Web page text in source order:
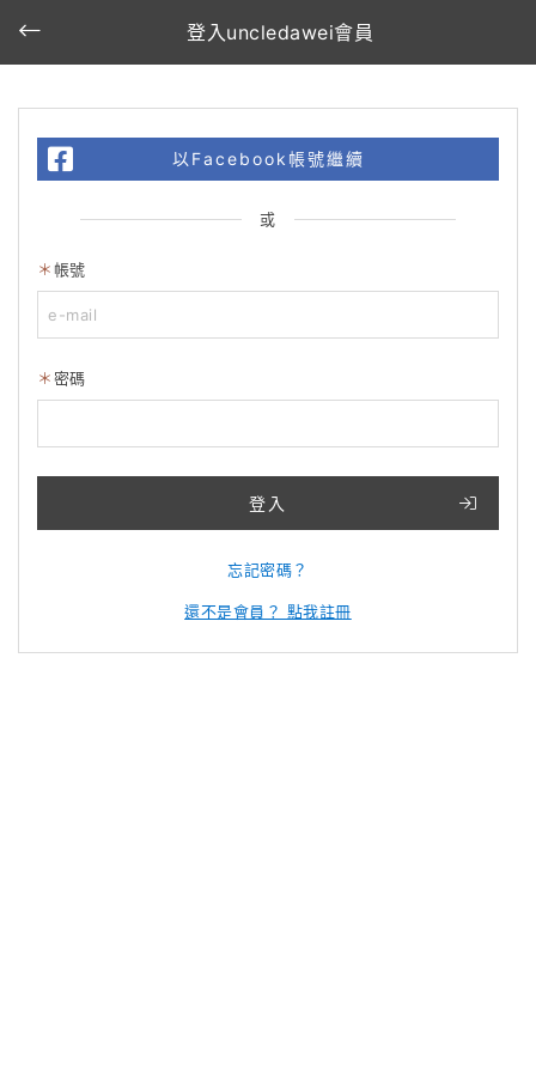
登入uncledawei會員
以Facebook帳號繼續
或
帳號
密碼
登入
忘記密碼？
還不是會員？ 點我註冊